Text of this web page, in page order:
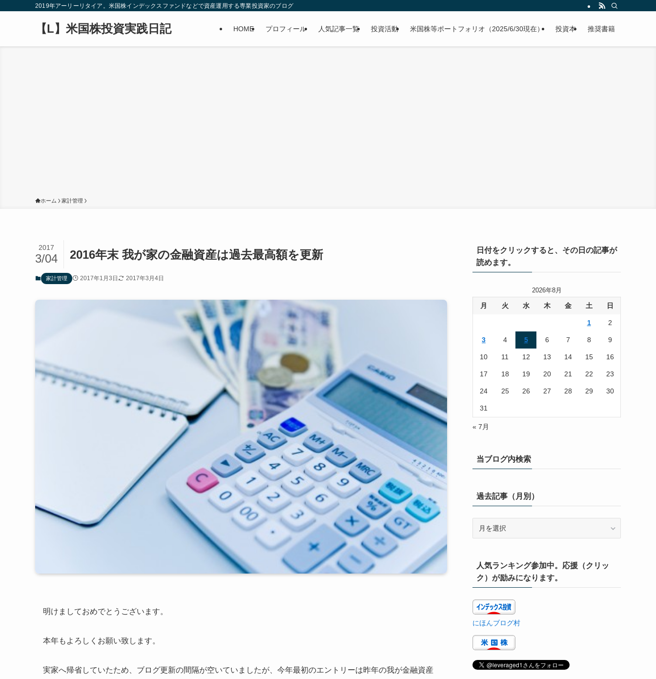
2019年アーリーリタイア。米国株インデックスファンドなどで資産運用する専業投資家のブログ
【L】米国株投資実践日記 HOME プロフィール 人気記事一覧 投資活動 米国株等ポートフォリオ（2025/6/30現在） 投資本 推奨書籍
ホーム 家計管理
2016年末 我が家の金融資産は過去最高額を更新
2017
3/04
家計管理 2017年1月3日 2017年3月4日
明けましておめでとうございます。
本年もよろしくお願い致します。
実家へ帰省していたため、ブログ更新の間隔が空いていましたが、今年最初のエントリーは昨年の我が金融資産
日付をクリックすると、その日の記事が
読めます。
2026年8月
月 火 水 木 金 土 日
1 2
3 4 5 6 7 8 9
10 11 12 13 14 15 16
17 18 19 20 21 22 23
24 25 26 27 28 29 30
31
« 7月
当ブログ内検索
過去記事（月別）
（月
別）
人気ランキング参加中。応援（クリッ
ク）が励みになります。
にほんブログ村